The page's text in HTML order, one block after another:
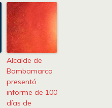
Alcalde de
Bambamarca
presentó
informe de 100
días de